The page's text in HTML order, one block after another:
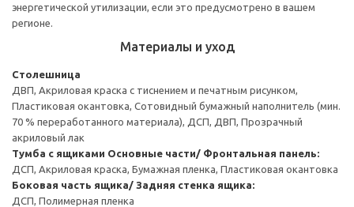
энергетической утилизации, если это предусмотрено в вашем
регионе.
Материалы и уход
Столешница
ДВП, Акриловая краска с тиснением и печатным рисунком,
Пластиковая окантовка, Сотовидный бумажный наполнитель (мин.
70 % переработанного материала), ДСП, ДВП, Прозрачный
акриловый лак
Тумба с ящиками Основные части/ Фронтальная панель:
ДСП, Акриловая краска, Бумажная пленка, Пластиковая окантовка
Боковая часть ящика/ Задняя стенка ящика:
ДСП, Полимерная пленка